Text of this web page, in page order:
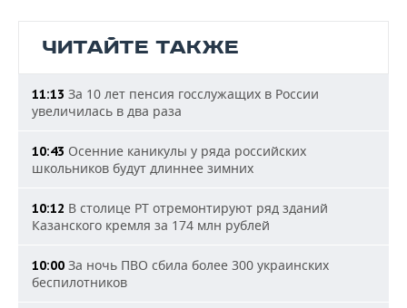
ЧИТАЙТЕ ТАКЖЕ
11:13 За 10 лет пенсия госслужащих в России
увеличилась в два раза
10:43 Осенние каникулы у ряда российских
школьников будут длиннее зимних
10:12 В столице РТ отремонтируют ряд зданий
Казанского кремля за 174 млн рублей
10:00 За ночь ПВО сбила более 300 украинских
беспилотников